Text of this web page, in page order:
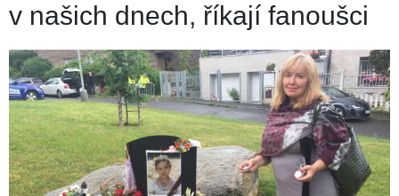
v našich dnech, říkají fanoušci